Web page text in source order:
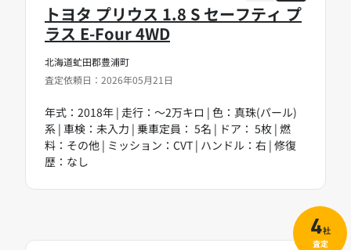
北海道虻田郡豊浦町
査定依頼日：2026年05月21日
トヨタ プリウス 1.8 S セーフティ プ
ラス E-Four 4WD
年式：2018年 | 走行：～2万キロ | 色：真珠(パール)
系 | 車検：未入力 | 乗車定員： 5名 | ドア： 5枚 | 燃
料：その他 | ミッション：CVT | ハンドル：右 | 修復
歴：なし
4社
査定